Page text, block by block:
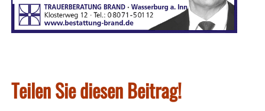
Teilen Sie diesen Beitrag!